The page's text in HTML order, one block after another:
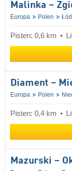
Malinka –
Europa Polen
Pisten: 0,6 km
Diament –
Europa Polen
Pisten: 0,4 km
Mazurski –